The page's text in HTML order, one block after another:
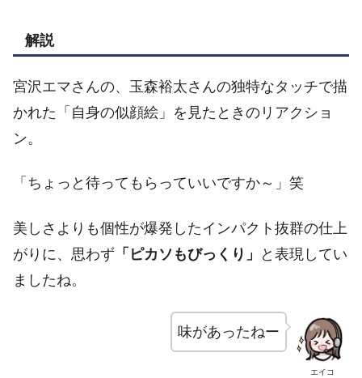
解説
宮沢エマさんの、玉森裕太さんの独特なタッチで描
かれた「自身の似顔絵」を見たときのリアクショ
ン。
「ちょっと待ってもらっていいですか～」笑
美しさよりも個性が爆発したインパクト抜群の仕上
がりに、思わず 「ピカソもびっくり」
と表現してい
ましたね。
エイコ
味があったねー